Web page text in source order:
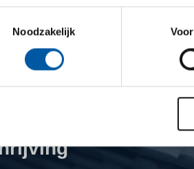
Noodzakelijk
Wgw vloerafdekhoekstaal S235JR